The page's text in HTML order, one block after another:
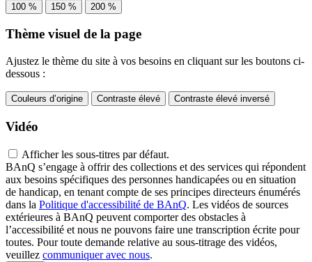
100 % 150 % 200 %
Thème visuel de la page
Ajustez le thème du site à vos besoins en cliquant sur les boutons ci-
dessous :
Couleurs d’origine Contraste élevé Contraste élevé inversé
Vidéo
Afficher les sous-titres par défaut.
BAnQ s’engage à offrir des collections et des services qui répondent
aux besoins spécifiques des personnes handicapées ou en situation
de handicap, en tenant compte de ses principes directeurs énumérés
dans la Politique d'accessibilité de BAnQ. Les vidéos de sources
extérieures à BAnQ peuvent comporter des obstacles à
l’accessibilité et nous ne pouvons faire une transcription écrite pour
toutes. Pour toute demande relative au sous-titrage des vidéos,
veuillez communiquer avec nous.